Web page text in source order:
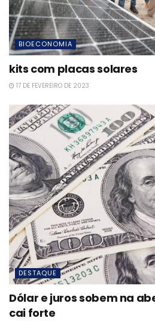
BIOECONOMIA
kits com placas solares
17 DE FEVEREIRO DE 2023
DESTAQUE
Dólar e juros sobem na
cai forte